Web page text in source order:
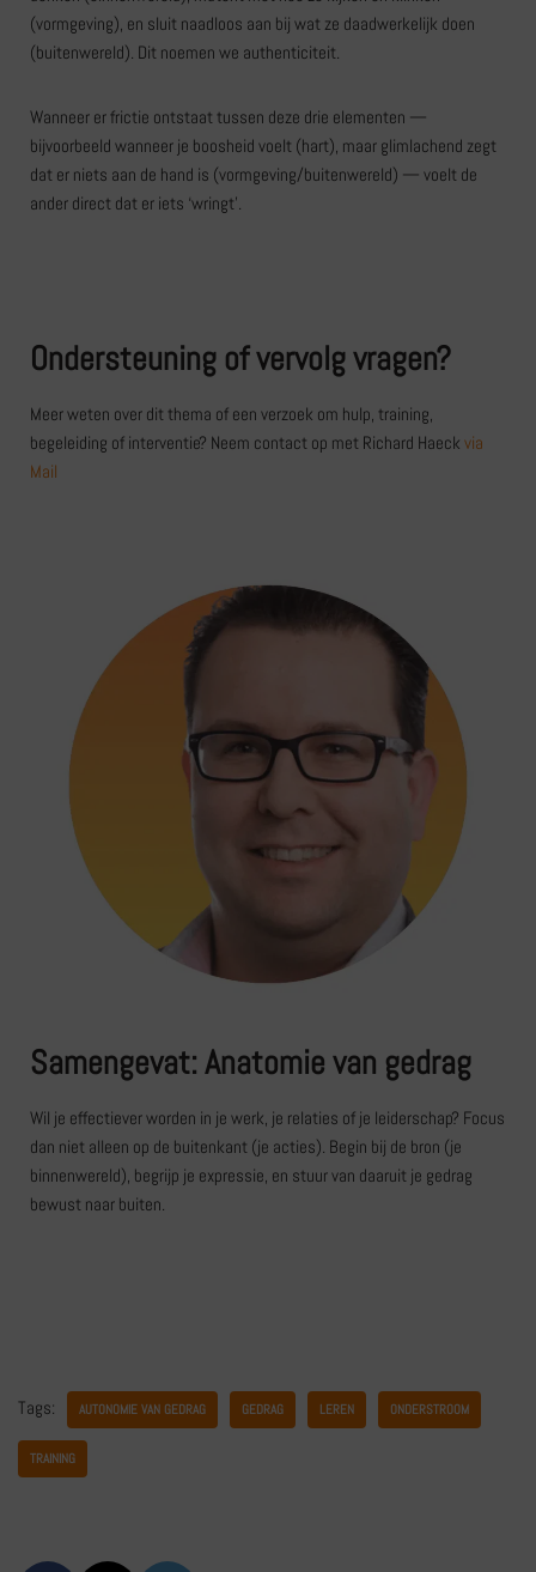
(vormgeving), en sluit naadloos aan bij wat ze daadwerkelijk doen
(buitenwereld). Dit noemen we authenticiteit.
Wanneer er frictie ontstaat tussen deze drie elementen —
bijvoorbeeld wanneer je boosheid voelt (hart), maar glimlachend zegt
dat er niets aan de hand is (vormgeving/buitenwereld) — voelt de
ander direct dat er iets ‘wringt’.
Ondersteuning of vervolg vragen?
Meer weten over dit thema of een verzoek om hulp, training,
begeleiding of interventie? Neem contact op met Richard Haeck via
Mail
Samengevat: Anatomie van gedrag
Wil je effectiever worden in je werk, je relaties of je leiderschap? Focus
dan niet alleen op de buitenkant (je acties). Begin bij de bron (je
binnenwereld), begrijp je expressie, en stuur van daaruit je gedrag
bewust naar buiten.
Tags: AUTONOMIE VAN GEDRAG GEDRAG LEREN ONDERSTROOM
TRAINING